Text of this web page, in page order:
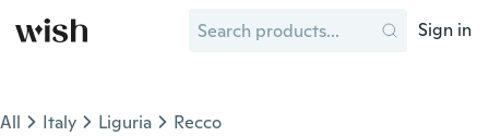
Sign in
All Italy Liguria Recco